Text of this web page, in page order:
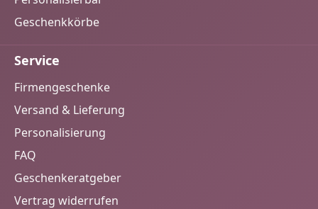
Geschenkkörbe
Service
Firmengeschenke
Versand & Lieferung
Personalisierung
FAQ
Geschenkeratgeber
Vertrag widerrufen